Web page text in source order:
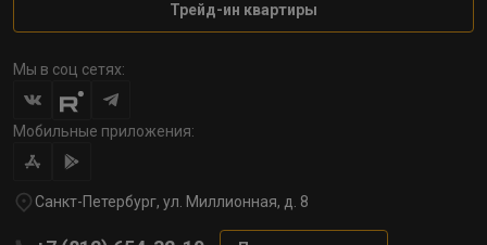
Трейд-ин квартиры
Мы в соц сетях:
Мобильные приложения:
Санкт-Петербург, ул. Миллионная, д. 8